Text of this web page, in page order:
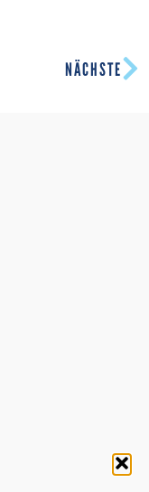
NÄCHSTE